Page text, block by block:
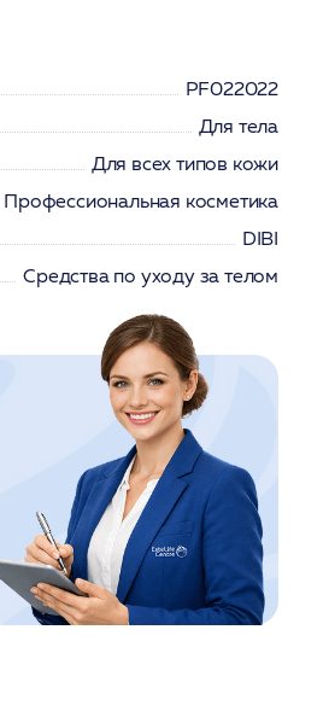
PF022022
Для тела
Для всех типов кожи
Профессиональная косметика
DIBI
Средства по уходу за телом